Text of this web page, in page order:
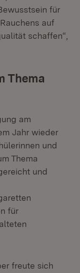
für
auf
schaffen“,
Thema
am
Jahr wieder
und
Thema
und
für
freute sich